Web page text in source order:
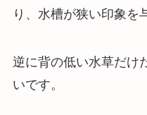
り、水槽が狭い印象を
逆に背の低い水草だけ
いです。